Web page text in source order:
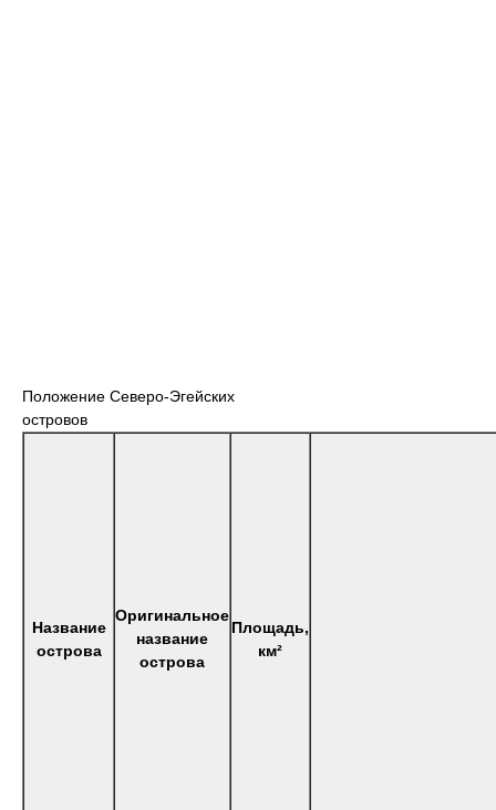
Положение Северо-Эгейских
островов
Название
острова
Оригинальное
название
острова
Площадь,
км²